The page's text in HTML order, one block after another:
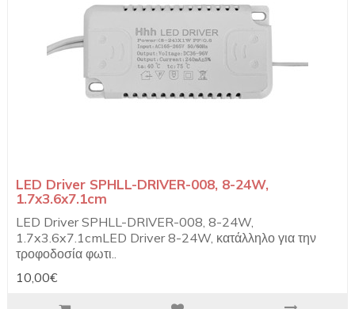
LED Driver SPHLL-DRIVER-008, 8-24W,
1.7x3.6x7.1cm
LED Driver SPHLL-DRIVER-008, 8-24W,
1.7x3.6x7.1cmLED Driver 8-24W, κατάλληλο για την
τροφοδοσία φωτι..
10,00€